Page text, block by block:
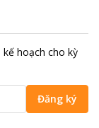
hoạch cho kỳ
Đăng ký